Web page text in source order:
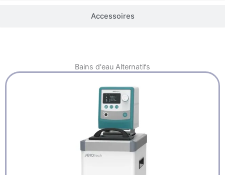
Accessoires
Bains d'eau Alternatifs